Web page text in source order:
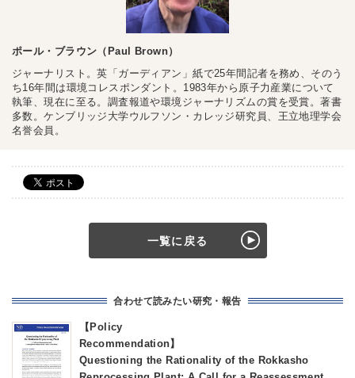
ポール・ブラウン（Paul Brown）
ジャーナリスト。英「ガーディアン」紙で25年間記者を務め、そのう
ち16年間は環境コレスポンダント。1983年から原子力産業について
執筆、現在に至る。調査報道や環境ジャーナリズムの賞を受賞。著書
多数。ケンブリッジ大学ウルフソン・カレッジ研究員、王立地理学会
名誉会員。
一覧に戻る
合わせて読みたい研究・報告
【Policy
Questioning the Rationality of the Rokkasho